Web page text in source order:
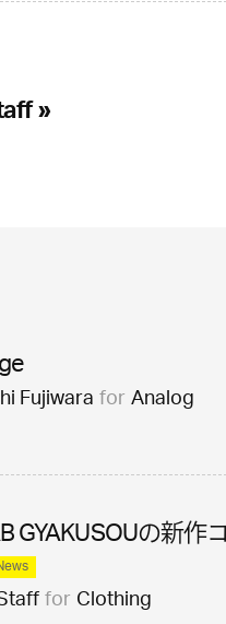
»
FujiwaraforAnalog
GYAKUSOUの新
forClothing